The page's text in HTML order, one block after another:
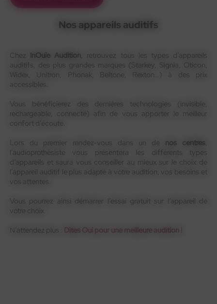
Nos appareils auditifs
Chez InOuïe Audition, retrouvez tous les types d’appareils
auditifs, des plus grandes marques (Starkey, Signia, Oticon,
Widex, Unitron, Phonak, Beltone, Rexton…) à des prix
accessibles.
Vous bénéficierez des dernières technologies (invisible,
rechargeable, connecté) afin de vous apporter le meilleur
confort d’écoute.
Lors du premier rendez-vous dans un de nos centres,
l’audioprothésiste vous présentera les différents types
d’appareils et saura vous conseiller au mieux sur le choix de
l’appareil auditif le plus adapté à votre audition, vos besoins et
vos attentes.
Vous pourrez ainsi démarrer l’essai gratuit sur l’appareil de
votre choix.
N’attendez plus :
Dites Oui pour une meilleure audition !